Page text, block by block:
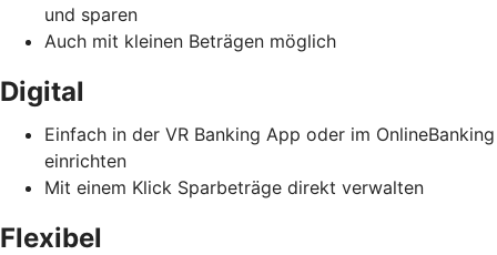
und sparen
Auch mit kleinen Beträgen möglich
Digital
Einfach in der VR Banking App oder im OnlineBanking
einrichten
Mit einem Klick Sparbeträge direkt verwalten
Flexibel